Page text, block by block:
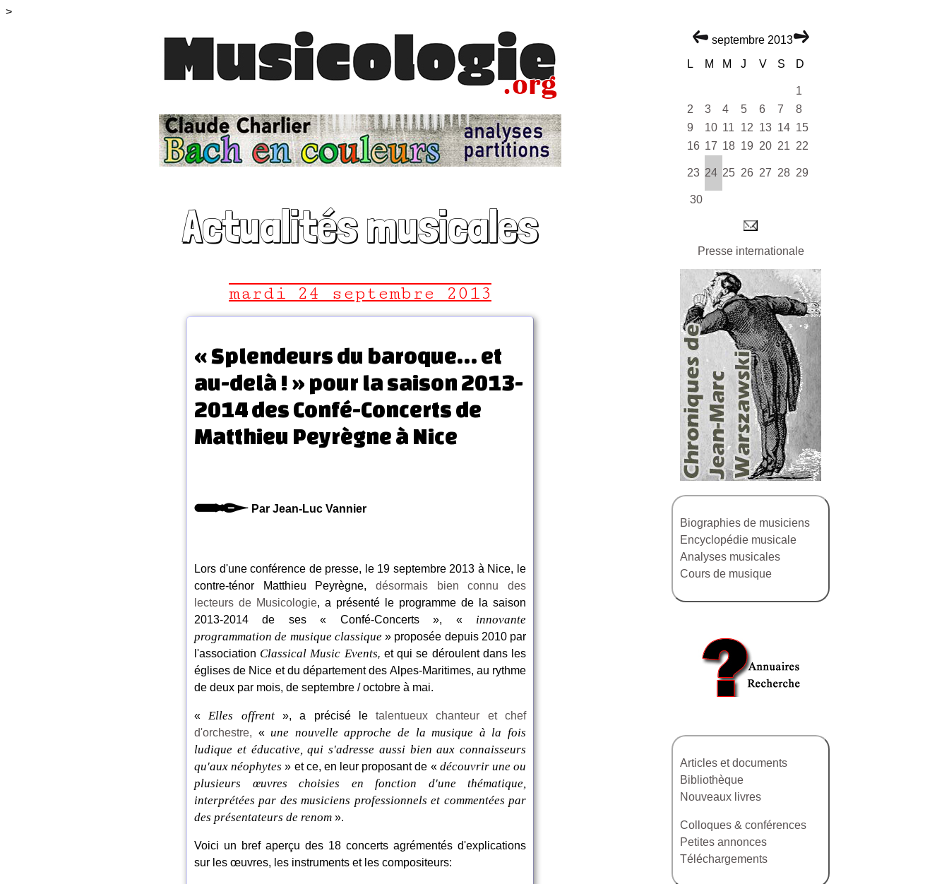
>
Actualités musicales
mardi 24 septembre 2013
« Splendeurs du baroque… et
au-delà ! » pour la saison 2013-
2014 des Confé-Concerts de
Matthieu Peyrègne à Nice
Par Jean-Luc Vannier
Lors d'une conférence de presse, le 19 septembre 2013 à Nice, le
contre-ténor Matthieu Peyrègne, désormais bien connu des
lecteurs de Musicologie, a présenté le programme de la saison
2013-2014 de ses « Confé-Concerts », « innovante
programmation de musique classique» proposée depuis 2010 par
l'association Classical Music Events, et qui se déroulent dans les
églises de Nice et du département des Alpes-Maritimes, au rythme
de deux par mois, de septembre / octobre à mai.
« Elles offrent», a précisé letalentueux chanteur et chef
d'orchestre, «une nouvelle approche de la musique à la fois
ludique et éducative, qui s'adresse aussi bien aux connaisseurs
qu'aux néophytes » et ce, en leur proposant de « découvrir une ou
plusieurs œuvres choisies en fonction d'une thématique,
interprétées par des musiciens professionnels et commentées par
des présentateurs de renom ».
Voici un bref aperçu des 18 concerts agrémentés d'explications
sur les œuvres, les instruments et les compositeurs:
septembre 2013
L
M M J V S D
1
2
3 4 5 6 7
8
9
10 11 12 13 14 15
16 17 18 19 20 21 22
23 24 25 26 27 28 29
30
Presse internationale
Biographies de musiciens
Encyclopédie musicale
Analyses musicales
Cours de musique
Articles et documents
Bibliothèque
Nouveaux livres
Colloques & conférences
Petites annonces
Téléchargements